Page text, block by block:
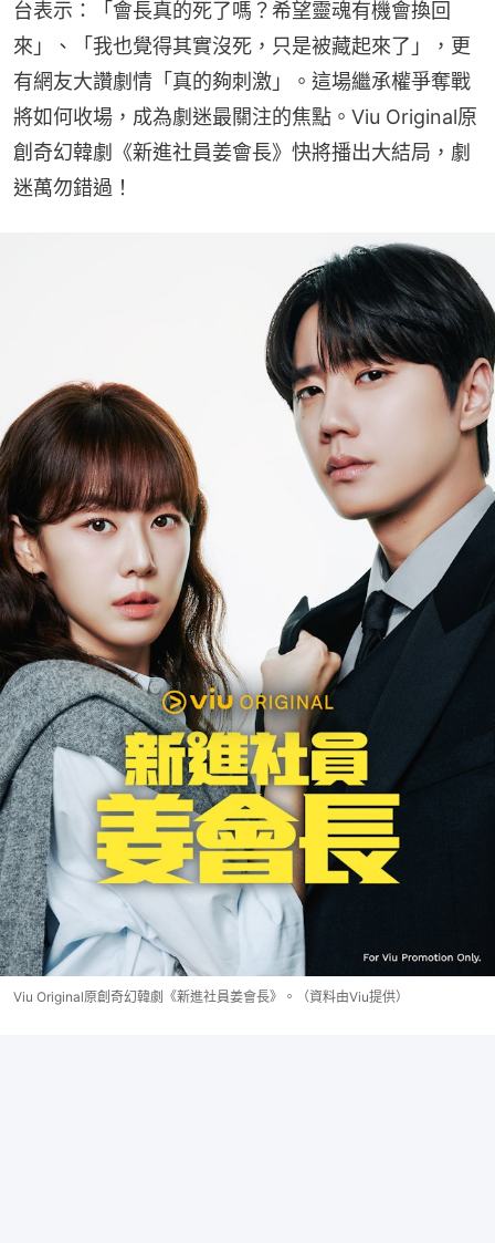
台表示：「會長真的死了嗎？希望靈魂有機會換回
來」、「我也覺得其實沒死，只是被藏起來了」，更
有網友大讚劇情「真的夠刺激」。這場繼承權爭奪戰
將如何收場，成為劇迷最關注的焦點。Viu Original原
創奇幻韓劇《新進社員姜會長》快將播出大結局，劇
迷萬勿錯過！
Viu Original原創奇幻韓劇《新進社員姜會長》。（資料由Viu提供）